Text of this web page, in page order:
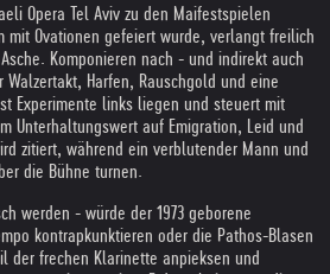
Opera Tel Aviv zu den Mai­festspielen
mit Ovationen gefeiert wurde, verlangt freilich
Komponieren nach - und indirekt auch
Harfen, Rauschgold und eine
Experi­mente links liegen und steuert mit
Unterhaltungswert auf Emigration, Leid und
zitiert, während ein verblutender Mann und
die Bühne turnen.
werden - würde der 1973 geborene
kontrapkunktieren oder die Pathos-Blasen
der frechen Klarinette anpieksen und